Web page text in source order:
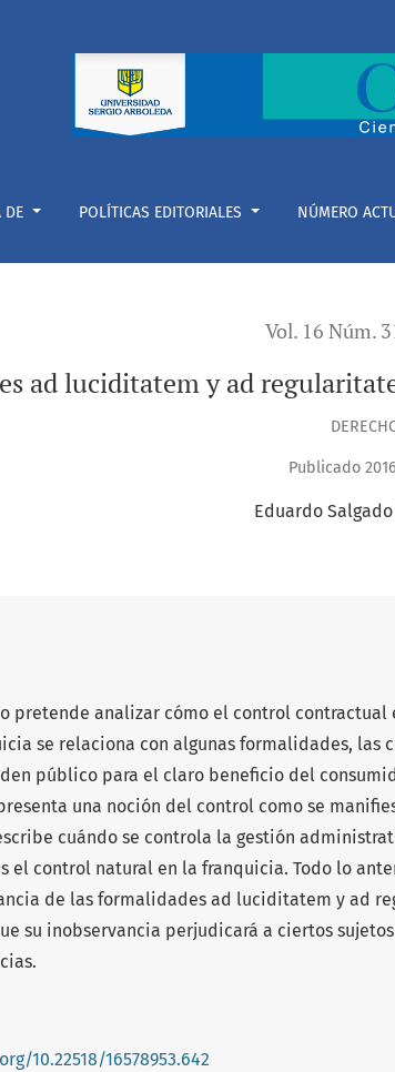
y ad regularitatem en el contrato de franquicia
DE POLÍTICAS EDITORIALES NÚMERO
Vol. 16 Núm.
ad luciditatem y ad
Publicado
Eduardo
pretende analizar cómo el control contractual
se relaciona con algunas formalidades, las
público para el claro beneficio del
una noción del control como se
cuándo se controla la gestión
el control natural en la franquicia. Todo lo
de las formalidades ad luciditatem y ad
su inobservancia perjudicará a ciertos
10.22518/16578953.642